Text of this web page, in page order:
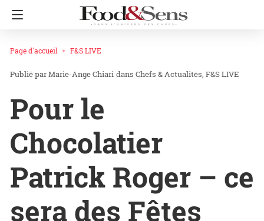
Page d'accueil F&S LIVE
Marie-Ange Chiari dans Chefs & Actualités F&S LIVE
Pour le
Chocolatier
Patrick Roger – ce
sera des Fêtes